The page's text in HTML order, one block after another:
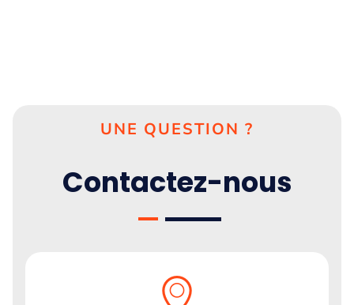
UNE QUESTION ?
Contactez-nous